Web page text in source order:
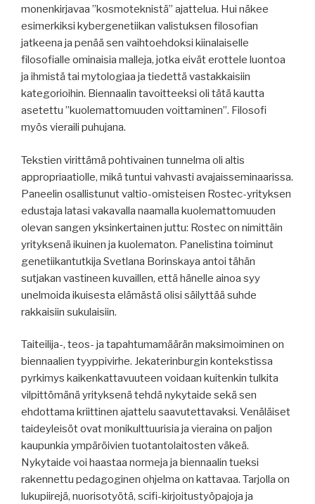
monenkirjavaa ”kosmoteknistä” ajattelua. Hui näkee
esimerkiksi kybergenetiikan valistuksen filosofian
jatkeena ja penää sen vaihtoehdoksi kiinalaiselle
filosofialle ominaisia malleja, jotka eivät erottele luontoa
ja ihmistä tai mytologiaa ja tiedettä vastakkaisiin
kategorioihin. Biennaalin tavoitteeksi oli tätä kautta
asetettu ”kuolemattomuuden voittaminen”. Filosofi
myös vieraili puhujana.
Tekstien virittämä pohtivainen tunnelma oli altis
appropriaatiolle, mikä tuntui vahvasti avajaisseminaarissa.
Paneelin osallistunut valtio-omisteisen Rostec-yrityksen
edustaja latasi vakavalla naamalla kuolemattomuuden
olevan sangen yksinkertainen juttu: Rostec on nimittäin
yrityksenä ikuinen ja kuolematon. Panelistina toiminut
genetiikantutkija Svetlana Borinskaya antoi tähän
sutjakan vastineen kuvaillen, että hänelle ainoa syy
unelmoida ikuisesta elämästä olisi säilyttää suhde
rakkaisiin sukulaisiin.
Taiteilija-, teos- ja tapahtumamäärän maksimoiminen on
biennaalien tyyppivirhe. Jekaterinburgin kontekstissa
pyrkimys kaikenkattavuuteen voidaan kuitenkin tulkita
vilpittömänä yrityksenä tehdä nykytaide sekä sen
ehdottama kriittinen ajattelu saavutettavaksi. Venäläiset
taideyleisöt ovat monikulttuurisia ja vieraina on paljon
kaupunkia ympäröivien tuotantolaitosten väkeä.
Nykytaide voi haastaa normeja ja biennaalin tueksi
rakennettu pedagoginen ohjelma on kattavaa. Tarjolla on
lukupiirejä, nuorisotyötä, scifi-kirjoitustyöpajoja ja